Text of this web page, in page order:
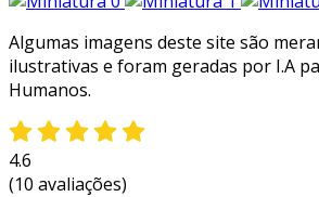
Algumas imagens deste site são
ilustrativas e foram geradas por I.A
Humanos.
4.6
(10 avaliações)